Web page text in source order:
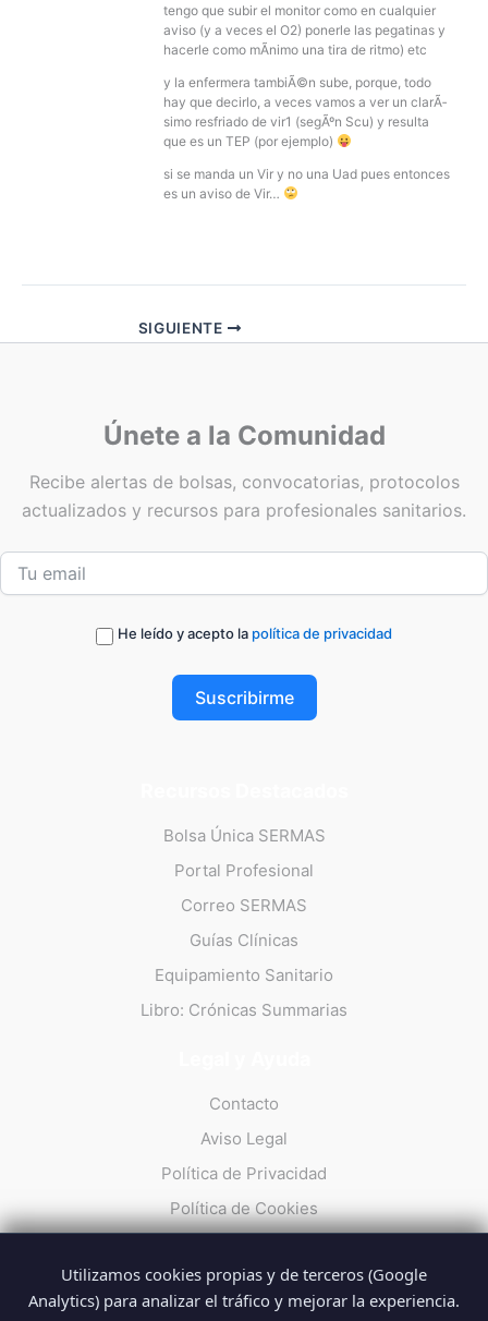
tengo que subir el monitor como en cualquier
aviso (y a veces el O2) ponerle las pegatinas y
hacerle como mÃ­nimo una tira de ritmo) etc
y la enfermera tambiÃ©n sube, porque, todo
hay que decirlo, a veces vamos a ver un clarÃ­
simo resfriado de vir1 (segÃºn Scu) y resulta
que es un TEP (por ejemplo)
si se manda un Vir y no una Uad pues entonces
es un aviso de Vir…
SIGUIENTE
Únete a la Comunidad
Recibe alertas de bolsas, convocatorias, protocolos
actualizados y recursos para profesionales sanitarios.
He leído y acepto la política de privacidad
Suscribirme
Bolsa Única SERMAS
Portal Profesional
Correo SERMAS
Guías Clínicas
Equipamiento Sanitario
Libro: Crónicas Summarias
Contacto
Aviso Legal
Política de Privacidad
Política de Cookies
Utilizamos cookies propias y de terceros (Google
Analytics) para analizar el tráfico y mejorar la experiencia.